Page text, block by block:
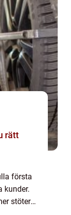
första
kunder.
stöter